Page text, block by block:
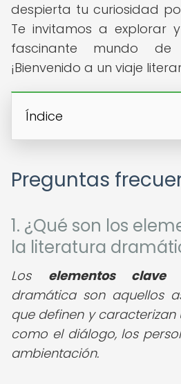
despierta tu curiosidad
Te invitamos a explorar
fascinante mundo
¡Bienvenido a un viaje
Índice
Preguntas
1. ¿Qué son los
la literatura
Los elementos clave
dramática son aquellos
que definen y
como el diálogo, los
ambientación.